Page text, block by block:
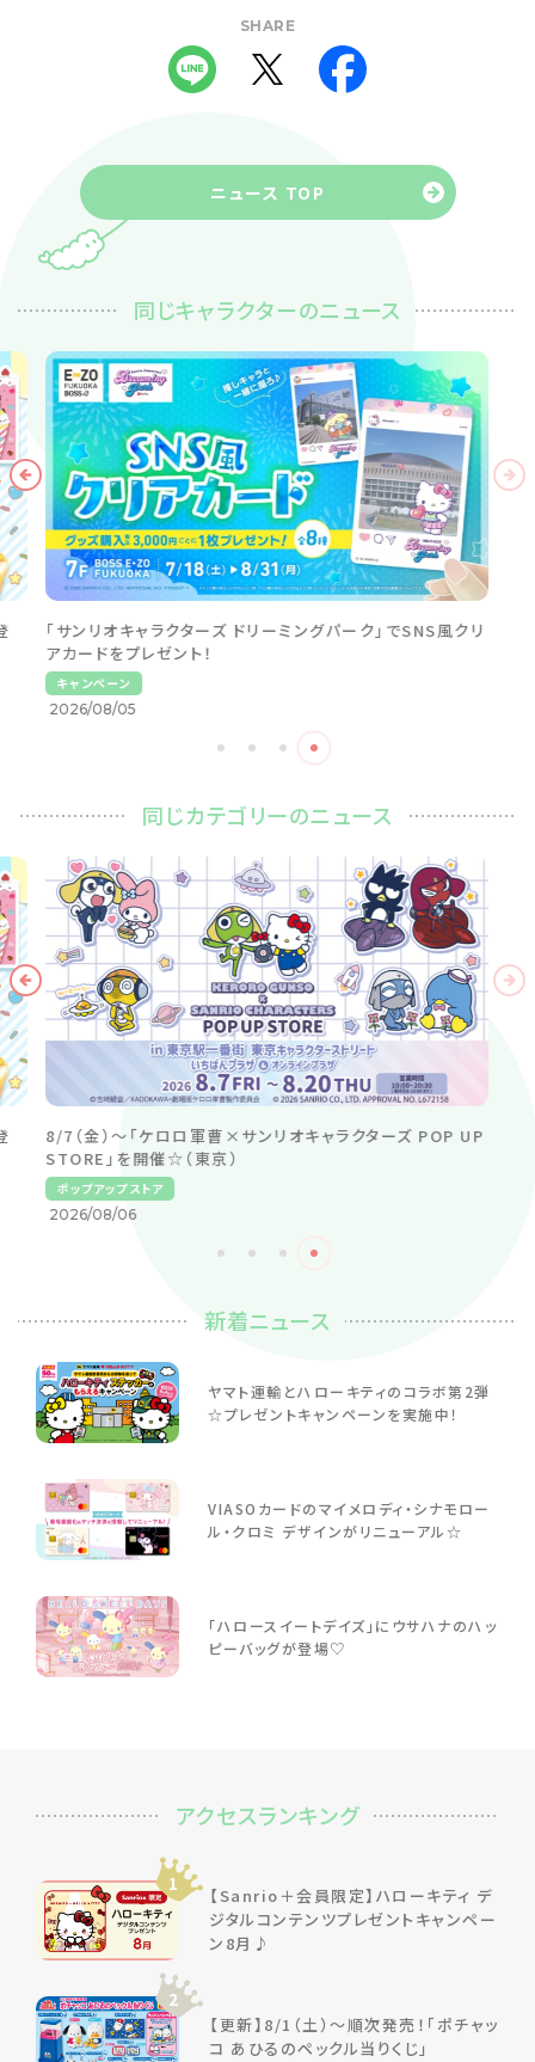
SHARE
ニュース TOP
同じキャラクターのニュース
「サンリオキャラクターズ ドリーミングパーク」でSNS風クリ
アカードをプレゼント！
キャンペーン
2026/08/05
同じカテゴリーのニュース
8/7（金）～「ケロロ軍曹×サンリオキャラクターズ POP UP
STORE」を開催☆（東京）
ポップアップストア
2026/08/06
新着ニュース
ヤマト運輸とハローキティのコラボ第2弾
☆プレゼントキャンペーンを実施中！
VIASOカードのマイメロディ・シナモロー
ル・クロミ デザインがリニューアル☆
「ハロースイートデイズ」にウサハナのハッ
ピーバッグが登場♡
アクセスランキング
1
【Sanrio＋会員限定】ハローキティ デ
ジタルコンテンツプレゼントキャンペー
ン8月♪
2
【更新】8/1（土）～順次発売！「ポチャッ
コ あひるのペックル当りくじ」